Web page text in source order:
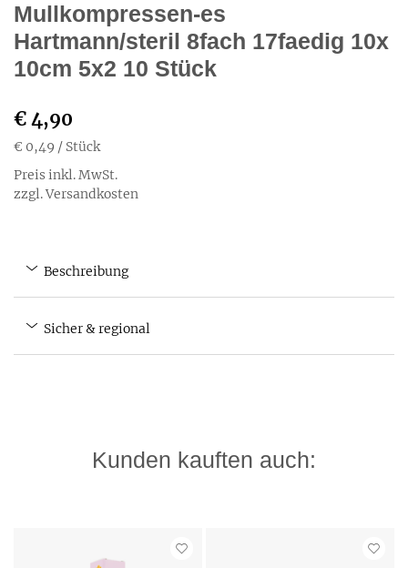
Mullkompressen-es
Hartmann/steril 8fach 17faedig 10x
10cm 5x2 10 Stück
€ 4,90
€ 0,49 / Stück
Preis inkl. MwSt.
zzgl. Versandkosten
Beschreibung
Sicher & regional
Kunden kauften auch: